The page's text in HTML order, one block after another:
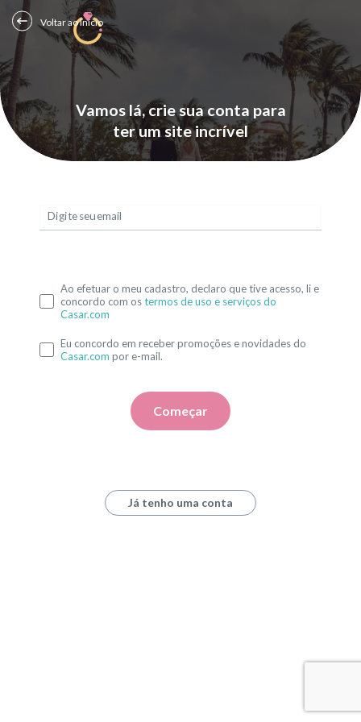
Vamos lá, crie sua conta para
ter um site incrível
Voltar ao Início
Digite seu email
Ao efetuar o meu cadastro, declaro que tive acesso, li e
concordo com ostermos de uso e serviços do
Casar.com
Eu concordo em receber promoções e novidades do
Casar.com por e-mail.
Começar
Já tenho uma conta